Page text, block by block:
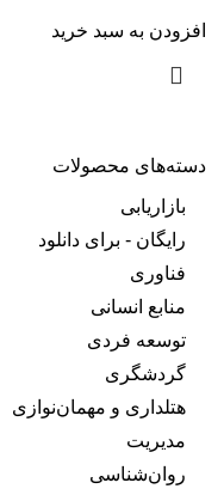
دسته‌های محصولات
بازاریابی
رایگان - برای دانلود
فناوری
منابع انسانی
توسعه فردی
گردشگری
هتلداری و مهمان‌نوازی
مدیریت
روان‌شناسی
افزودن به سبد خرید